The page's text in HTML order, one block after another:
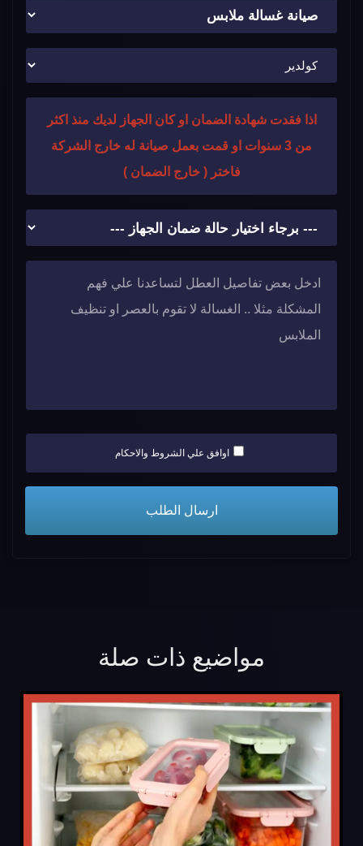
اذا فقدت شهادة الضمان او كان الجهاز لديك منذ اكثر
من 3 سنوات او قمت بعمل صيانة له خارج الشركة
فاختر ( خارج الضمان )
اوافق علي الشروط والاحكام
مواضيع ذات صلة